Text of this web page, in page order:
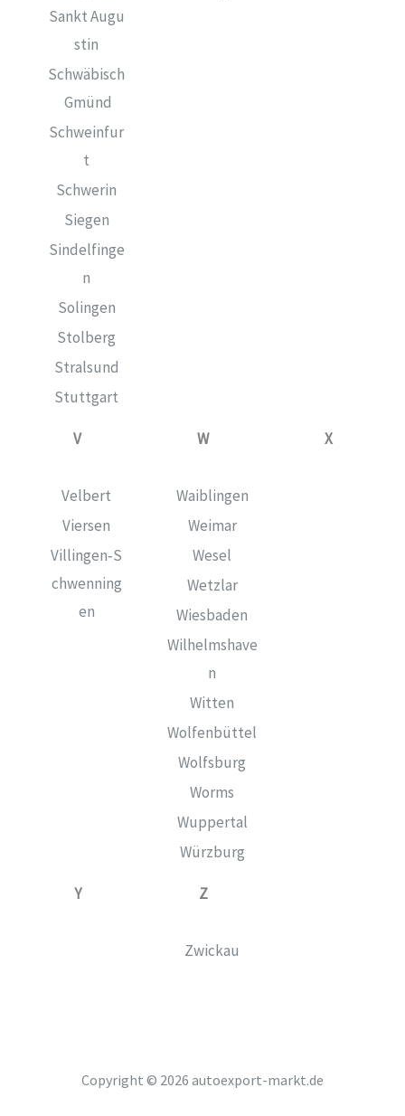
Sankt Augu
stin
Schwäbisch
Gmünd
Schweinfur
t
Schwerin
Siegen
Sindelfinge
n
Solingen
Stolberg
Stralsund
Stuttgart
V W X
Velbert
Viersen
Villingen‑S
chwenning
en
Waiblingen
Weimar
Wesel
Wetzlar
Wiesbaden
Wilhelmshave
n
Witten
Wolfenbüttel
Wolfsburg
Worms
Wuppertal
Würzburg
Y Z
Zwickau
Copyright © 2026 autoexport-markt.de